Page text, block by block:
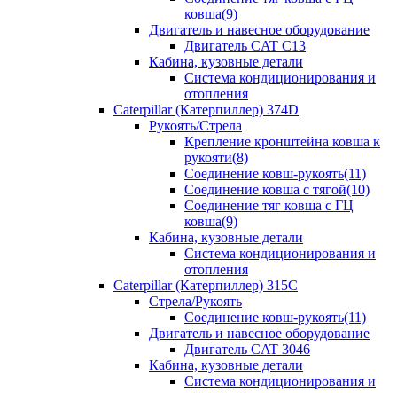
ковша(9)
Двигатель и навесное оборудование
Двигатель CAT C13
Кабина, кузовные детали
Система кондиционирования и
отопления
Caterpillar (Катерпиллер) 374D
Рукоять/Стрела
Крепление кронштейна ковша к
рукояти(8)
Соединение ковш-рукоять(11)
Соединение ковша с тягой(10)
Соединение тяг ковша с ГЦ
ковша(9)
Кабина, кузовные детали
Система кондиционирования и
отопления
Caterpillar (Катерпиллер) 315C
Стрела/Рукоять
Соединение ковш-рукоять(11)
Двигатель и навесное оборудование
Двигатель CAT 3046
Кабина, кузовные детали
Система кондиционирования и